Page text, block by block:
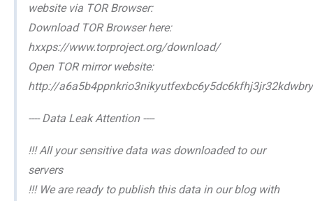
website via TOR Browser:
Download TOR Browser here:
hxxps://www.torproject.org/download/
Open TOR mirror website:
http://
---- Data Leak Attention ----
!!! All your sensitive data was downloaded to our
servers
!!! We are ready to publish this data in our blog with